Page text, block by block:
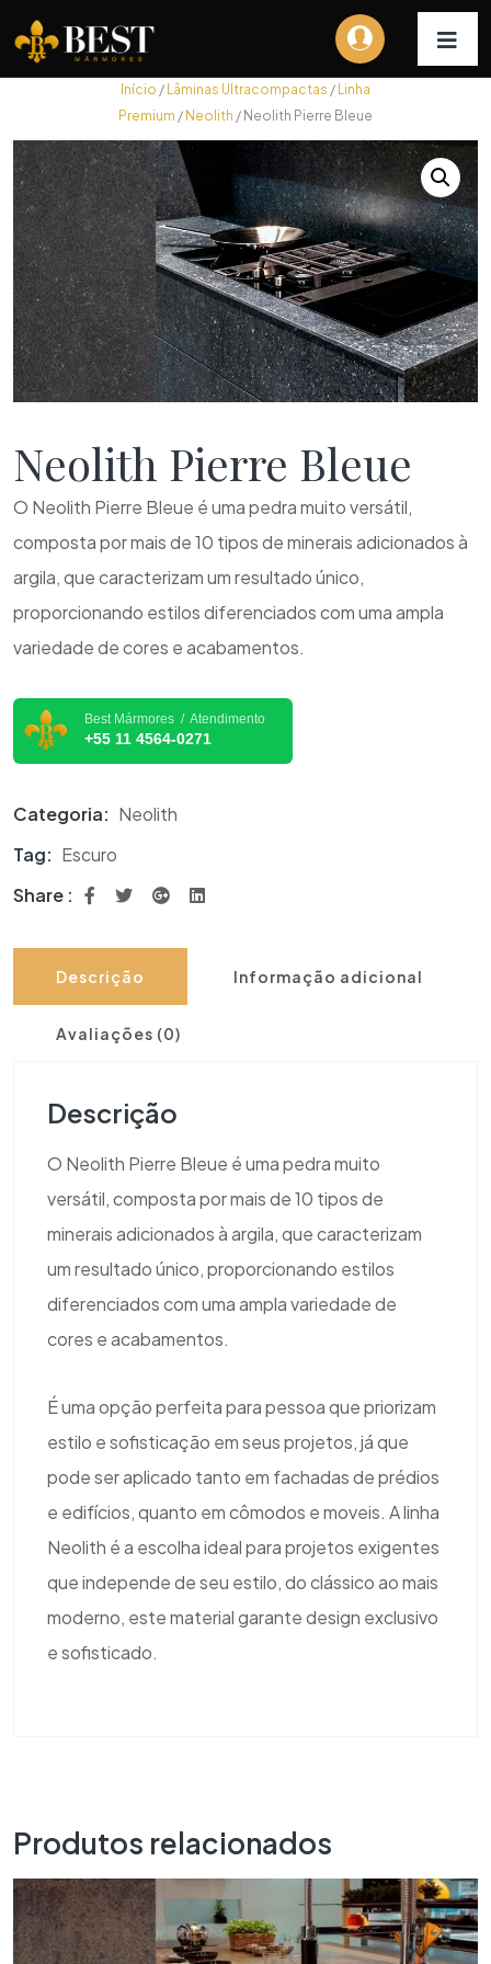
Início / Lâminas Ultracompactas / Linha
Premium / Neolith / Neolith Pierre Bleue
Neolith Pierre Bleue
O Neolith Pierre Bleue é uma pedra muito versátil,
composta por mais de 10 tipos de minerais adicionados à
argila, que caracterizam um resultado único,
proporcionando estilos diferenciados com uma ampla
variedade de cores e acabamentos.
Best Mármores / Atendimento
+55 11 4564-0271
Categoria: Neolith
Tag: Escuro
Share :
Descrição Informação adicional
Avaliações (0)
Descrição
O Neolith Pierre Bleue é uma pedra muito
versátil, composta por mais de 10 tipos de
minerais adicionados à argila, que caracterizam
um resultado único, proporcionando estilos
diferenciados com uma ampla variedade de
cores e acabamentos.
É uma opção perfeita para pessoa que priorizam
estilo e sofisticação em seus projetos, já que
pode ser aplicado tanto em fachadas de prédios
e edifícios, quanto em cômodos e moveis. A linha
Neolith é a escolha ideal para projetos exigentes
que independe de seu estilo, do clássico ao mais
moderno, este material garante design exclusivo
e sofisticado.
Produtos relacionados